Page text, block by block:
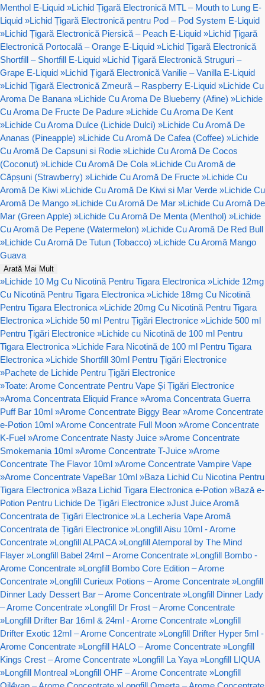
Menthol E-Liquid »Lichid Țigară Electronică MTL – Mouth to Lung E-
Liquid »Lichid Țigară Electronică pentru Pod – Pod System E-Liquid
»Lichid Țigară Electronică Piersică – Peach E-Liquid »Lichid Țigară
Electronică Portocală – Orange E-Liquid »Lichid Țigară Electronică
Shortfill – Shortfill E-Liquid »Lichid Țigară Electronică Struguri –
Grape E-Liquid »Lichid Țigară Electronică Vanilie – Vanilla E-Liquid
»Lichid Țigară Electronică Zmeură – Raspberry E-Liquid »Lichide Cu
Aroma De Banana »Lichide Cu Aroma De Blueberry (Afine) »Lichide
Cu Aroma De Fructe De Padure »Lichide Cu Aroma De Kent
»Lichide Cu Aroma Dulce (Lichide Dulci) »Lichide Cu Aromă De
Ananas (Pineapple) »Lichide Cu Aromă De Cafea (Coffee) »Lichide
Cu Aromă De Capsuni si Rodie »Lichide Cu Aromă De Cocos
(Coconut) »Lichide Cu Aromă De Cola »Lichide Cu Aromă de
Căpșuni (Strawberry) »Lichide Cu Aromă De Fructe »Lichide Cu
Aromă De Kiwi »Lichide Cu Aromă De Kiwi si Mar Verde »Lichide Cu
Aromă De Mango »Lichide Cu Aromă De Mar »Lichide Cu Aromă De
Mar (Green Apple) »Lichide Cu Aromă De Menta (Menthol) »Lichide
Cu Aromă De Pepene (Watermelon) »Lichide Cu Aromă De Red Bull
»Lichide Cu Aromă De Tutun (Tobacco) »Lichide Cu Aromă Mango
Guava
Arată Mai Mult
»Lichide 10 Mg Cu Nicotină Pentru Tigara Electronica »Lichide 12mg
Cu Nicotină Pentru Tigara Electronica »Lichide 18mg Cu Nicotină
Pentru Tigara Electronica »Lichide 20mg Cu Nicotină Pentru Tigara
Electronica »Lichide 50 ml Pentru Țigări Electronice »Lichide 500 ml
Pentru Țigări Electronice »Lichide cu Nicotină de 100 ml Pentru
Tigara Electronica »Lichide Fara Nicotină de 100 ml Pentru Tigara
Electronica »Lichide Shortfill 30ml Pentru Țigări Electronice
»Pachete de Lichide Pentru Țigări Electronice
»Toate: Arome Concentrate Pentru Vape Și Țigări Electronice
»Aroma Concentrata Eliquid France »Aroma Concentrata Guerra
Puff Bar 10ml »Arome Concentrate Biggy Bear »Arome Concentrate
e-Potion 10ml »Arome Concentrate Full Moon »Arome Concentrate
K-Fuel »Arome Concentrate Nasty Juice »Arome Concentrate
Smokemania 10ml »Arome Concentrate T-Juice »Arome
Concentrate The Flavor 10ml »Arome Concentrate Vampire Vape
»Arome Concentrate VapeBar 10ml »Baza Lichid Cu Nicotina Pentru
Tigara Electronica »Baza Lichid Tigara Electronica e-Potion »Bază e-
Potion Pentru Lichide De Țigări Electronice »Just Juice Aromă
Concentrata de Țigări Electronice »La Lechería Vape Aromă
Concentrata de Țigări Electronice »Longfill Aisu 10ml - Arome
Concentrate »Longfill ALPACA »Longfill Atemporal by The Mind
Flayer »Longfill Babel 24ml – Arome Concentrate »Longfill Bombo -
Arome Concentrate »Longfill Bombo Core Edition – Arome
Concentrate »Longfill Curieux Potions – Arome Concentrate »Longfill
Dinner Lady Dessert Bar – Arome Concentrate »Longfill Dinner Lady
– Arome Concentrate »Longfill Dr Frost – Arome Concentrate
»Longfill Drifter Bar 16ml & 24ml - Arome Concentrate »Longfill
Drifter Exotic 12ml – Arome Concentrate »Longfill Drifter Hyper 5ml -
Arome Concentrate »Longfill HALO – Arome Concentrate »Longfill
Kings Crest – Arome Concentrate »Longfill La Yaya »Longfill LIQUA
»Longfill Montreal »Longfill OHF – Arome Concentrate »Longfill